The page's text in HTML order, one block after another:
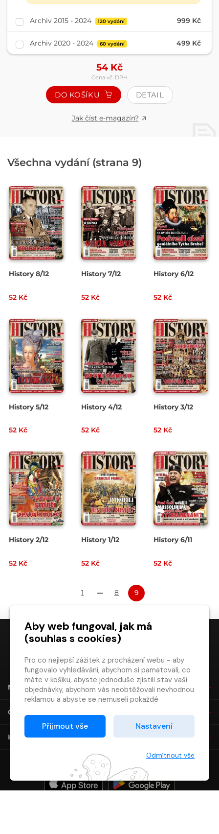
Archiv 2015 - 2024 120 vydání 999 Kč
Archiv 2020 - 2024 60 vydání 499 Kč
54 Kč
Cena vč. DPH
DO KOŠÍKU DETAIL
Jak číst e-magazín?
Všechna vydání (strana 9)
History 8/12
52 Kč
History 7/12
52 Kč
History 6/12
52 Kč
History 5/12
52 Kč
History 4/12
52 Kč
History 3/12
52 Kč
History 2/12
52 Kč
History 1/12
52 Kč
History 6/11
52 Kč
1 8 9
digiport.cz © 2026
NÁKUP
O SPOLEČNOSTI
KONTAKT
Aby web fungoval, jak má
(souhlas s cookies)
Pro co nejlepší zážitek z procházení webu - aby
fungovalo vyhledávání, abychom si pamatovali, co
máte v košíku, abyste jednoduše zjistili stav vaší
objednávky, abychom vás neobtěžovali nevhodnou
reklamou a abyste se nemuseli pokaždé
Proto od vás potřebujeme souhlas se
zpracováním souborů cookies
Děkujeme, že nám ho dáte a pomůžete nám tak
Přijmout vše Nastavení
Odmítnout vše